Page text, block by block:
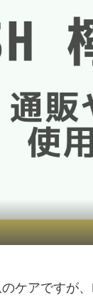
ケアですが